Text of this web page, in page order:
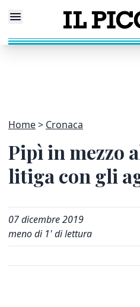
Home Cronaca
Pipì in mezzo
litiga con gli
07 dicembre 2019
meno di 1' di lettura